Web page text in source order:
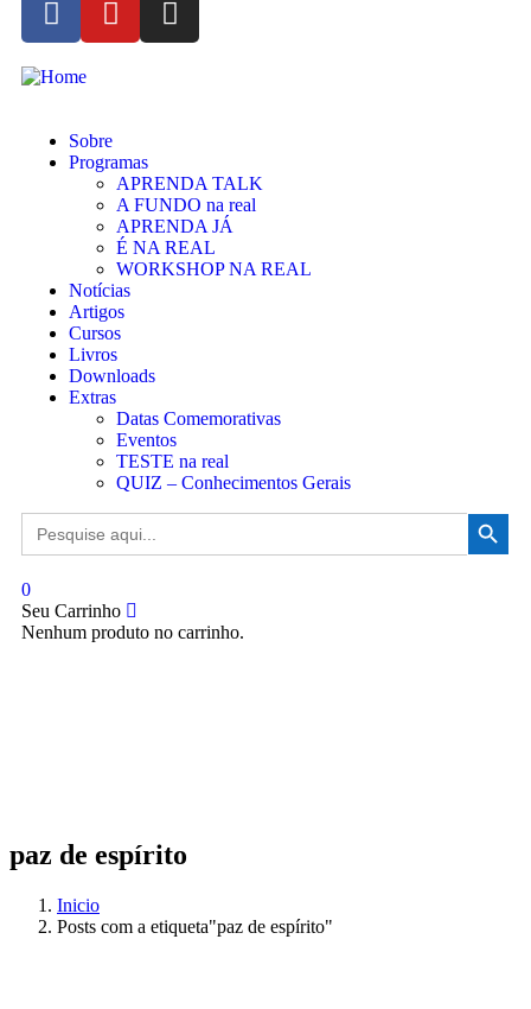
Sobre
Programas
APRENDA TALK
A FUNDO na real
APRENDA JÁ
É NA REAL
WORKSHOP NA REAL
Notícias
Artigos
Cursos
Livros
Downloads
Extras
Datas Comemorativas
Eventos
TESTE na real
QUIZ – Conhecimentos Gerais
Search
for:
Search Button
0
Seu Carrinho
Nenhum produto no carrinho.
paz de espírito
Inicio
Posts com a etiqueta"paz de espírito"